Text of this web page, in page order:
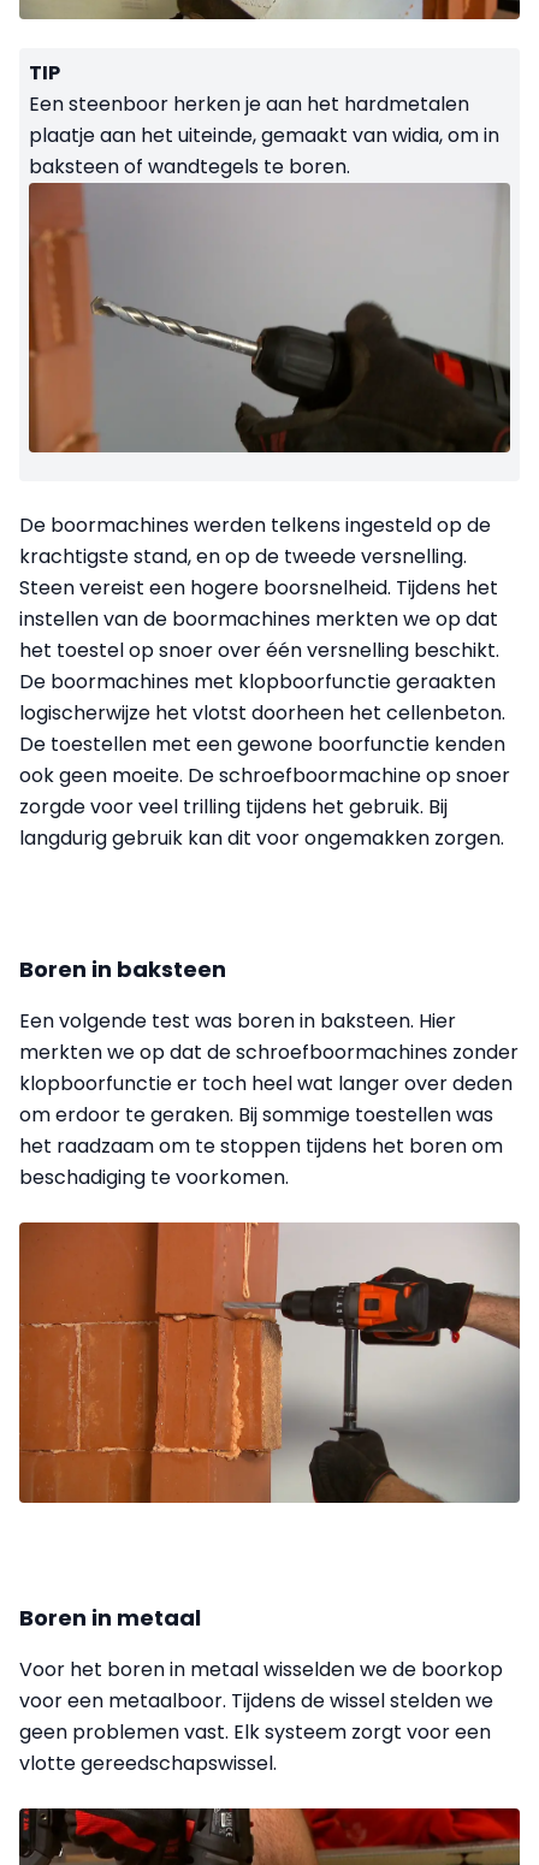
TIP
Een steenboor herken je aan het hardmetalen
plaatje aan het uiteinde, gemaakt van widia, om in
baksteen of wandtegels te boren.
De boormachines werden telkens ingesteld op de
krachtigste stand, en op de tweede versnelling.
Steen vereist een hogere boorsnelheid. Tijdens het
instellen van de boormachines merkten we op dat
het toestel op snoer over één versnelling beschikt.
De boormachines met klopboorfunctie geraakten
logischerwijze het vlotst doorheen het cellenbeton.
De toestellen met een gewone boorfunctie kenden
ook geen moeite. De schroefboormachine op snoer
zorgde voor veel trilling tijdens het gebruik. Bij
langdurig gebruik kan dit voor ongemakken zorgen.
Boren in baksteen
Een volgende test was boren in baksteen. Hier
merkten we op dat de schroefboormachines zonder
klopboorfunctie er toch heel wat langer over deden
om erdoor te geraken. Bij sommige toestellen was
het raadzaam om te stoppen tijdens het boren om
beschadiging te voorkomen.
Boren in metaal
Voor het boren in metaal wisselden we de boorkop
voor een metaalboor. Tijdens de wissel stelden we
geen problemen vast. Elk systeem zorgt voor een
vlotte gereedschapswissel.